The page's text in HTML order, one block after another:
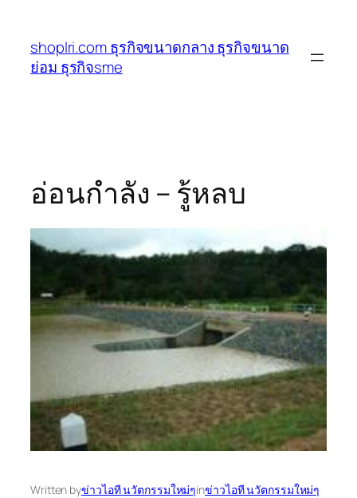
เนื้อหา
shoplri.com ธุรกิจขนาดกลาง ธุรกิจขนาด
ย่อม ธุรกิจsme
อ่อนกำลัง – รู้หลบ
Written byข่าวไอที นวัตกรรมใหม่ๆinข่าวไอที นวัตกรรมใหม่ๆ